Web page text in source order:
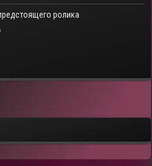
ролика